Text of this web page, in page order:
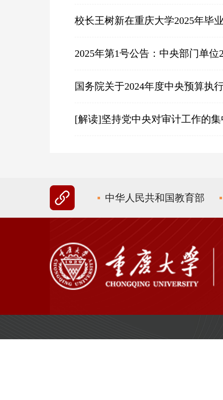
校长王树新在重庆大学2025年毕
2025年第1号公告：中央部门单
国务院关于2024年度中央预算执
[解读]坚持党中央对审计工作的
中华人民共和国教育部